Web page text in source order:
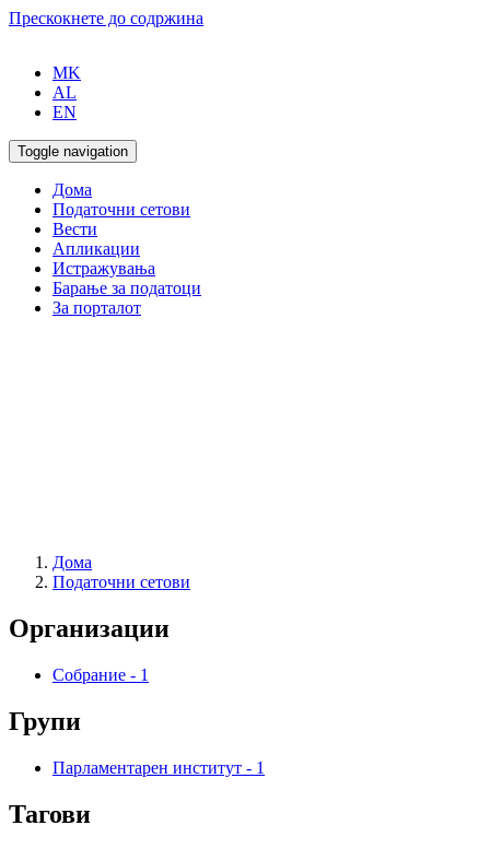
Прескокнете до содржина
MK
AL
EN
Toggle navigation
Дома
Податочни сетови
Вести
Апликации
Истражувања
Барање за податоци
За порталот
Дома
Податочни сетови
Организации
Собрание - 1
Групи
Парламентарен институт - 1
Тагови